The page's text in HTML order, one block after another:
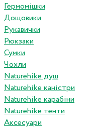
Гермомішки
Дощовики
Рукавички
Рюкзаки
Сумки
Чохли
Naturehike душ
Naturehike каністри
Naturehike карабіни
Naturehike тенти
Аксесуари